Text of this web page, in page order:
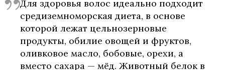
Для здоровья волос идеально подходит
средиземноморская диета, в основе
которой лежат цельнозерновые
продукты, обилие овощей и фруктов,
оливковое масло, бобовые, орехи, а
вместо сахара — мёд. Животный белок в